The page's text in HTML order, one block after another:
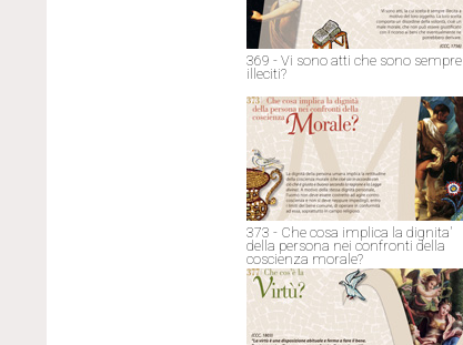
369 - Vi sono atti che sono sempre
illeciti?
373 - Che cosa implica la dignita'
della persona nei confronti della
coscienza morale?